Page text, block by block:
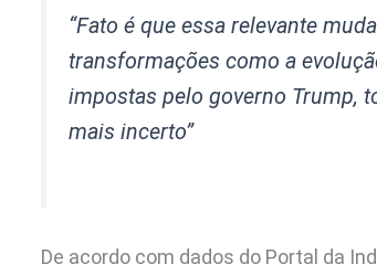
“Fato é que essa relevante
transformações como a
impostas pelo governo Trump,
mais incerto”
De acordo com dados do Portal da